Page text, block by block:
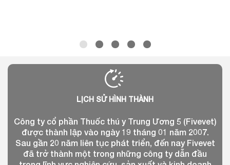
LỊCH SỬ HÌNH THÀNH
Công ty cổ phần Thuốc thú y Trung Ương 5 (Fivevet)
được thành lập vào ngày 19 tháng 01 năm 2007.
Sau gần 20 năm liên tục phát triển, đến nay Fivevet
đã trở thành một trong những công ty dẫn đầu